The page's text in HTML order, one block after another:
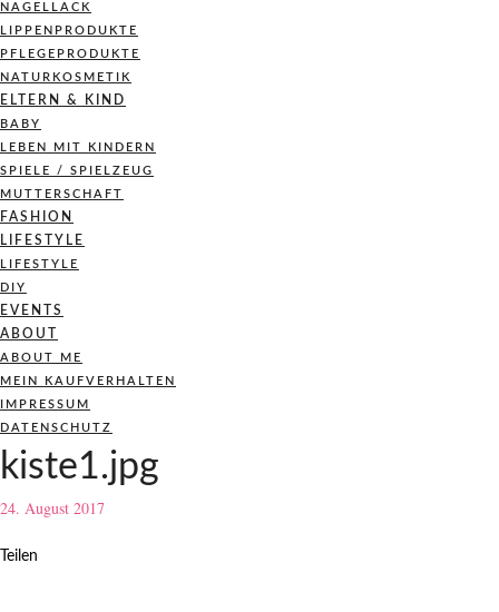
NAGELLACK
LIPPENPRODUKTE
PFLEGEPRODUKTE
NATURKOSMETIK
ELTERN & KIND
BABY
LEBEN MIT KINDERN
SPIELE / SPIELZEUG
MUTTERSCHAFT
FASHION
LIFESTYLE
LIFESTYLE
DIY
EVENTS
ABOUT
ABOUT ME
MEIN KAUFVERHALTEN
IMPRESSUM
DATENSCHUTZ
kiste1.jpg
24. August 2017
Teilen